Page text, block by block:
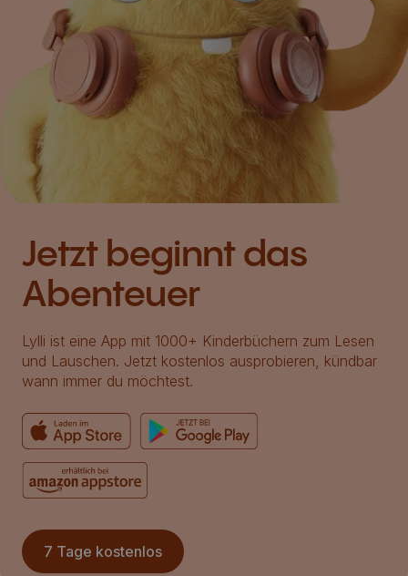
Jetzt beginnt das
Abenteuer
Lylli ist eine App mit 1000+ Kinderbüchern zum Lesen
und Lauschen. Jetzt kostenlos ausprobieren, kündbar
wann immer du möchtest.
7 Tage kostenlos